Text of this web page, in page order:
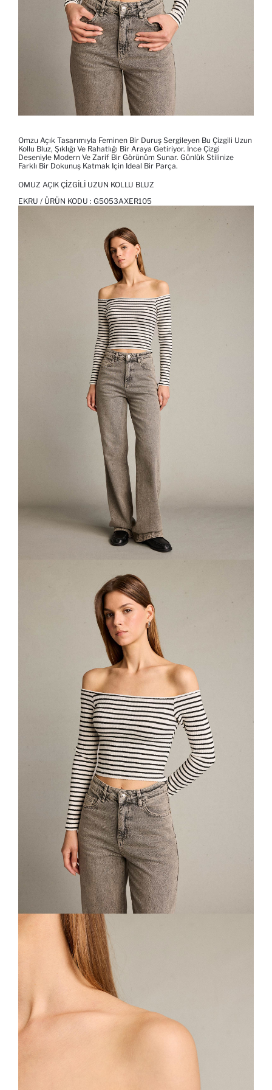
Omzu Açık Tasarımıyla Feminen Bir Duruş Sergileyen Bu Çizgili Uzun
Kollu Bluz, Şıklığı Ve Rahatlığı Bir Araya Getiriyor. İnce Çizgi
Deseniyle Modern Ve Zarif Bir Görünüm Sunar. Günlük Stilinize
Farklı Bir Dokunuş Katmak Için Ideal Bir Parça.
OMUZ AÇIK ÇIZGILI UZUN KOLLU BLUZ
EKRU / ÜRÜN KODU : G5053AXER105